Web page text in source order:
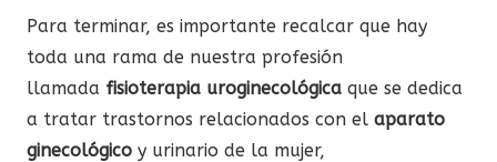
Para terminar, es importante recalcar que hay
toda una rama de nuestra profesión
llamada fisioterapia uroginecológica que se dedica
a tratar trastornos relacionados con el aparato
ginecológico y urinario de la mujer,